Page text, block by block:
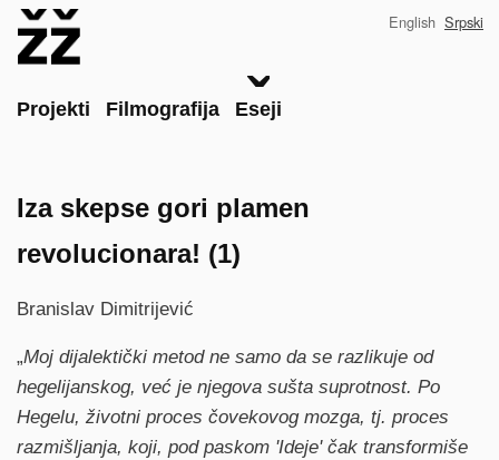
content
Main
Projekti Filmografija Eseji
English Srpski
Iza skepse gori plamen
revolucionara! (1)
Branislav Dimitrijević
„Moj dijalektički metod ne samo da se razlikuje od
hegelijanskog, već je njegova sušta suprotnost. Po
Hegelu, životni proces čovekovog mozga, tj. proces
razmišljanja, koji, pod paskom 'Ideje' čak transformiše